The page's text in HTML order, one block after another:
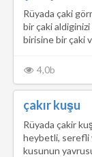
Rüyada çaki
bir çaki
birisine bir çaki
4,0b
çakır kuşu
Rüyada çakir
heybetli, serefli
kusunun